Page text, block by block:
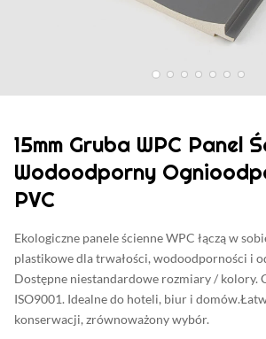
15mm Gruba WPC Panel
Wodoodporny
PVC
Ekologiczne panele ścienne WPC łączą w
plastikowe dla trwałości, wodoodporności i
Dostępne niestandardowe rozmiary / kolory.
ISO9001. Idealne do hoteli, biur i
konserwacji, zrównoważony wybór.